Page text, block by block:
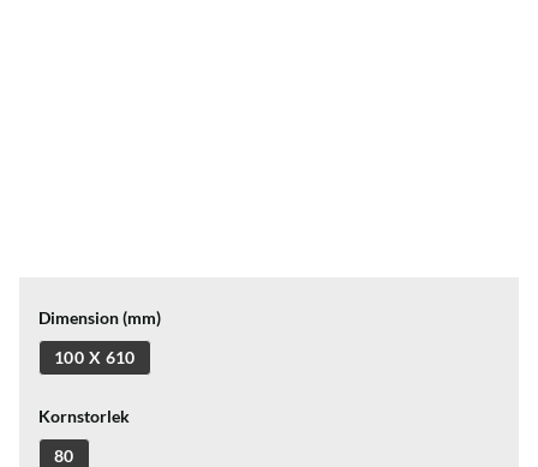
Dimension (mm)
100 X 610
Kornstorlek
80